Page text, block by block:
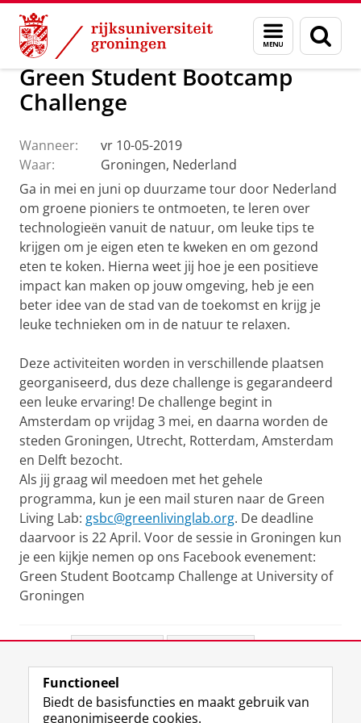
Skip
Content
Skip
Navigation
Menu
en
zoeken
Over ons Profiel Feiten en cijfers Duurzaamheid
Green Student Bootcamp
Challenge
Wanneer:
vr 10-05-2019
Waar:
Groningen, Nederland
Ga in mei en juni op duurzame tour door Nederland
om groene pioniers te ontmoeten, te leren over
technologieën vanuit de natuur, om leuke tips te
krijgen om je eigen eten te kweken en om gezond
eten te koken. Hierna weet jij hoe je een positieve
impact kan maken op jouw omgeving, heb je een
beter idee van de stad van de toekomst en krijg je
leuke technieken om in de natuur te relaxen.
Deze activiteiten worden in verschillende plaatsen
georganiseerd, dus deze challenge is gegarandeerd
een leuke ervaring! De challenge begint in
Amsterdam op vrijdag 3 mei, en daarna worden de
steden Groningen, Utrecht, Rotterdam, Amsterdam
en Delft bezocht.
Als jij graag wil meedoen met het gehele
programma, kun je een mail sturen naar de Green
Living Lab: gsbc@greenlivinglab.org. De deadline
daarvoor is 22 April. Voor de sessie in Groningen kun
je een kijkje nemen op ons Facebook evenement:
Green Student Bootcamp Challenge at University of
Groningen
View this page in:English
Functioneel
Biedt de basisfuncties en maakt gebruik van
geanonimiseerde cookies.